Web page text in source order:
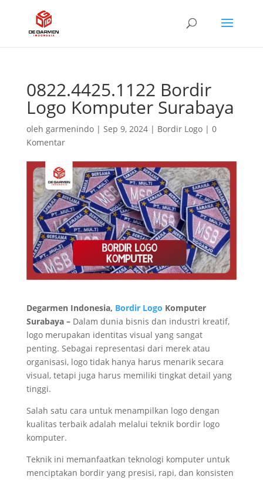
0822.4425.1122 Bordir
Logo Komputer Surabaya
oleh garmenindo| Sep 9, 2024| Bordir Logo| 0
Komentar
Degarmen Indonesia, Bordir Logo Komputer
Surabaya – Dalam dunia bisnis dan industri kreatif,
logo merupakan identitas visual yang sangat
penting. Sebagai representasi dari merek atau
organisasi, logo tidak hanya harus menarik secara
visual, tetapi juga harus memiliki tingkat detail yang
tinggi.
Salah satu cara untuk menampilkan logo dengan
kualitas terbaik adalah melalui teknik bordir logo
komputer.
Teknik ini memanfaatkan teknologi komputer untuk
menciptakan bordir yang presisi, rapi, dan konsisten